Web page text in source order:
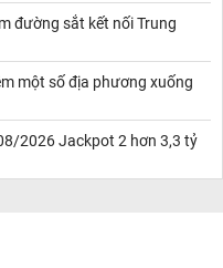
sản tiết lộ, Canada
n nước này đang đứng vị
khẩu tôm Việt Nam.
cơ hội lớn, đặc biệt
thức có hiệu lực thì đây
tôm Việt Nam khai thác
tế ưa chuộng hiện nay
đường sắt kết nối Trung
một số địa phương xuống
2026 Jackpot 2 hơn 3,3 tỷ